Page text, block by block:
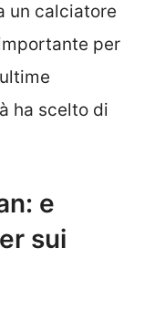
un calciatore
per
ha scelto di
e
sui